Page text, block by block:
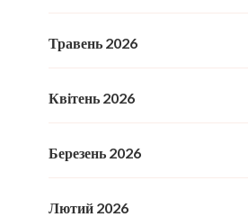
Травень 2026
Квітень 2026
Березень 2026
Лютий 2026